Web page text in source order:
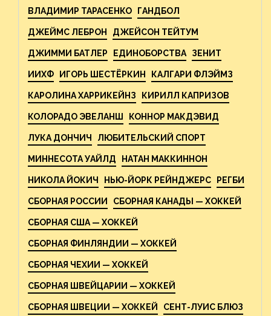
ВЛАДИМИР ТАРАСЕНКО ГАНДБОЛ
ДЖЕЙМС ЛЕБРОН ДЖЕЙСОН ТЕЙТУМ
ДЖИММИ БАТЛЕР ЕДИНОБОРСТВА ЗЕНИТ
ИИХФ ИГОРЬ ШЕСТЁРКИН КАЛГАРИ ФЛЭЙМЗ
КАРОЛИНА ХАРРИКЕЙНЗ КИРИЛЛ КАПРИЗОВ
КОЛОРАДО ЭВЕЛАНШ КОННОР МАКДЭВИД
ЛУКА ДОНЧИЧ ЛЮБИТЕЛЬСКИЙ СПОРТ
МИННЕСОТА УАЙЛД НАТАН МАККИННОН
НИКОЛА ЙОКИЧ НЬЮ-ЙОРК РЕЙНДЖЕРС РЕГБИ
СБОРНАЯ РОССИИ СБОРНАЯ КАНАДЫ — ХОККЕЙ
СБОРНАЯ США — ХОККЕЙ
СБОРНАЯ ФИНЛЯНДИИ — ХОККЕЙ
СБОРНАЯ ЧЕХИИ — ХОККЕЙ
СБОРНАЯ ШВЕЙЦАРИИ — ХОККЕЙ
СБОРНАЯ ШВЕЦИИ — ХОККЕЙ СЕНТ-ЛУИС БЛЮЗ